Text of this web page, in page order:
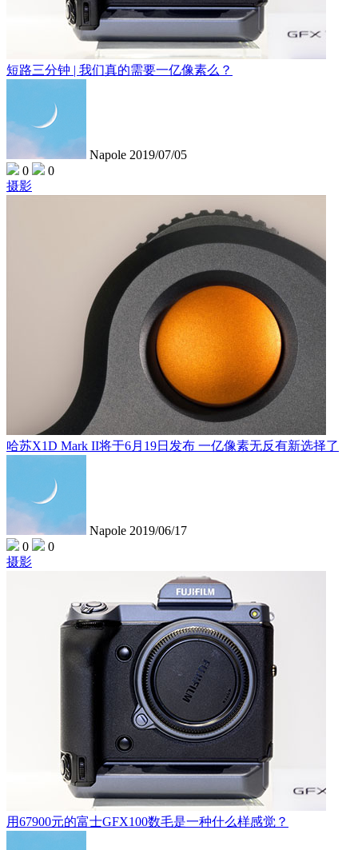
短路三分钟 | 我们真的需要一亿像素么？
Napole 2019/07/05
0
0
摄影
哈苏X1D Mark II将于6月19日发布 一亿像素无反有新选择了
Napole 2019/06/17
0
0
摄影
用67900元的富士GFX100数毛是一种什么样感觉？